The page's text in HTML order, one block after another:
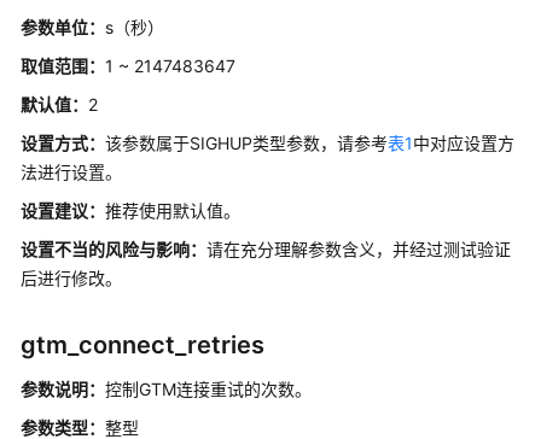
客
连
省
设
管
理
参数单位： s（秒）
取值范围： 1 ~ 2147483647
默认值： 2
设置方式： 该参数属于SIGHUP类型参数，请参考表1中对应设置方
法进行设置。
设置建议： 推荐使用默认值。
设置不当的风险与影响： 请在充分理解参数含义，并经过测试验证
后进行修改。
gtm_connect_retries
参数说明： 控制GTM连接重试的次数。
参数类型： 整型